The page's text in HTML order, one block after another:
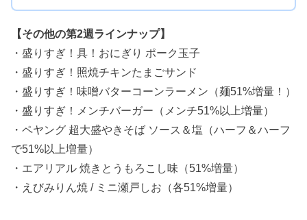
【その他の第2週ラインナップ】
・盛りすぎ！具！おにぎり ポーク玉子
・盛りすぎ！照焼チキンたまごサンド
・盛りすぎ！味噌バターコーンラーメン（麺51%増量！）
・盛りすぎ！メンチバーガー（メンチ51%以上増量）
・ペヤング 超大盛やきそば ソース＆塩（ハーフ＆ハーフ
で51%以上増量）
・エアリアル 焼きとうもろこし味（51%増量）
・えびみりん焼 / ミニ瀬戸しお（各51%増量）